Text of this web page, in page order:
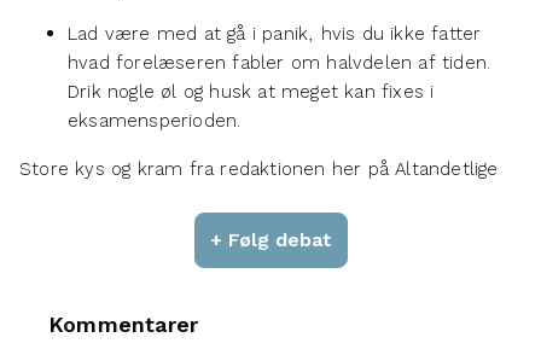
Lad være med at gå i panik, hvis du ikke fatter
hvad forelæseren fabler om halvdelen af tiden.
Drik nogle øl og husk at meget kan fixes i
eksamensperioden.
Store kys og kram fra redaktionen her på Altandetlige
+ Følg debat
Kommentarer